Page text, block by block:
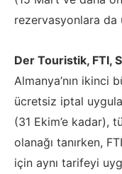
rezervasyonlara
Der Touristik, FTI,
Almanya’nın ikinci
ücretsiz iptal
(31 Ekim’e kadar),
olanağı tanırken,
için aynı tarifeyi